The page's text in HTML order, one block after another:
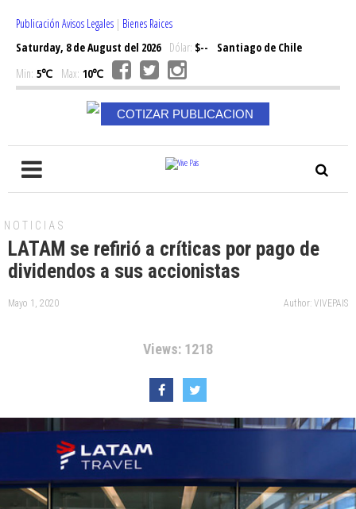
Publicación Avisos Legales | Bienes Raices
Saturday, 8 de August del 2026Dólar: $--
Santiago de Chile
Min: 5℃ Max: 10℃
COTIZAR PUBLICACION
NOTICIAS
LATAM se refirió a críticas por pago de
dividendos a sus accionistas
Mayo 1, 2020 Author: VIVEPAIS
Views: 1218